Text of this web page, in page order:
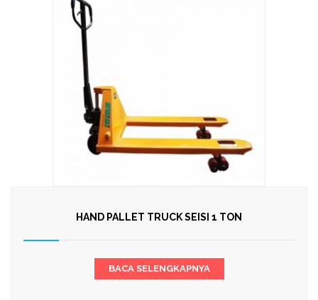
HAND PALLET TRUCK SEISI 1 TON
BACA SELENGKAPNYA